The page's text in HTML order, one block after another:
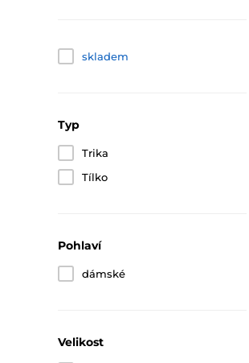
skladem
Typ
Trika
Tílko
Pohlaví
dámské
Velikost